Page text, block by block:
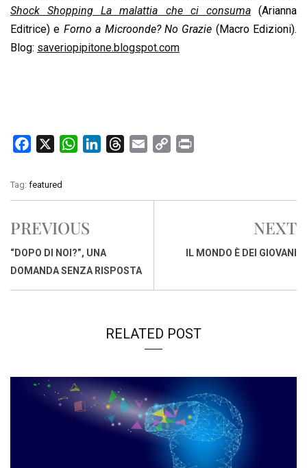
Shock Shopping La malattia
che ci consuma(Arianna
Editrice) e Forno a Microonde? No Grazie (Macro Edizioni).
Blog: saveriopipitone.blogspot.com
c
e
o
o
k
W
t
A
p
p
k
I
n
e
i
y
n
Tag: featured
PREVIOUS
“DOPO DI NOI?”, UNA
DOMANDA SENZA RISPOSTA
NEXT
IL MONDO È DEI GIOVANI
RELATED POST